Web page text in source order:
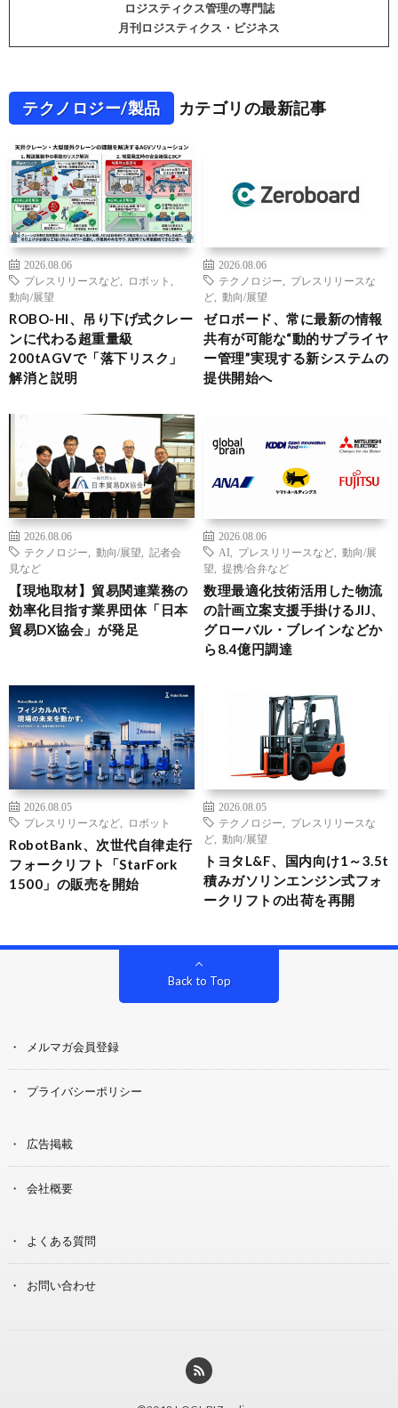
ロジスティクス管理の専門誌
月刊ロジスティクス・ビジネス
テクノロジー/製品 カテゴリの最新記事
2026.08.06
プレスリリースなど
ロボット
動向/展望
ROBO-HI、吊り下げ式クレー
ンに代わる超重量級
200tAGVで「落下リスク」
解消と説明
2026.08.06
テクノロジー
プレスリリースな
ど
動向/展望
ゼロボード、常に最新の情報
共有が可能な“動的サプライヤ
ー管理”実現する新システムの
提供開始へ
2026.08.06
テクノロジー
動向/展望
記者会
見など
【現地取材】貿易関連業務の
効率化目指す業界団体「日本
貿易DX協会」が発足
2026.08.06
AI
プレスリリースなど
動向/展
望
提携/合弁など
数理最適化技術活用した物流
の計画立案支援手掛けるJIJ、
グローバル・ブレインなどか
ら8.4億円調達
2026.08.05
プレスリリースなど
ロボット
RobotBank、次世代自律走行
フォークリフト「StarFork
1500」の販売を開始
2026.08.05
テクノロジー
プレスリリースな
ど
動向/展望
トヨタL&F、国内向け1～3.5t
積みガソリンエンジン式フォ
ークリフトの出荷を再開
Back to Top
メルマガ会員登録
プライバシーポリシー
広告掲載
会社概要
よくある質問
お問い合わせ